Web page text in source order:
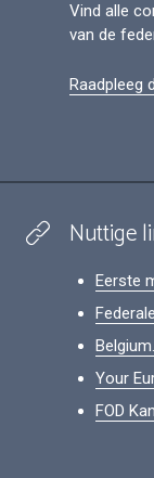
Vind alle
van de
Raadpleeg
Nuttige
Eerste
Your
FOD